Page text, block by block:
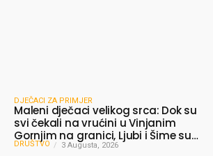
DJEČACI ZA PRIMJER
Maleni dječaci velikog srca: Dok su
svi čekali na vrućini u Vinjanim
Gornjim na granici, Ljubi i Šime su
dijelili vodu putnicima
DRUŠTVO 3 Augusta, 2026